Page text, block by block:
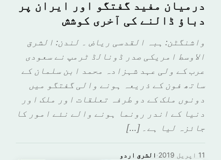
درمیان مفید گفتگو اور ایران پر
دباؤ ڈالنے کی آخری کوشش
واشنگٹن: ہبہ القدسی ریاض ۔ لندن: الشرق
الاوسط امریکی صدر ڈونالڈ ٹرمپ نے سعودی
عرب کے ولی عہد شہزادہ محمد ابن سلمان کے
ساتھ فون کے ذریعہ ہونے والی گفتگو میں
دونوں ملک کے دو طرفہ تعلقات اور ملک اور
دنیا کے اندر رونما ہونے والے نئے امور کا
جائزہ لیا ہے۔ […]
الشرق اردو · 11 اپریل 2019